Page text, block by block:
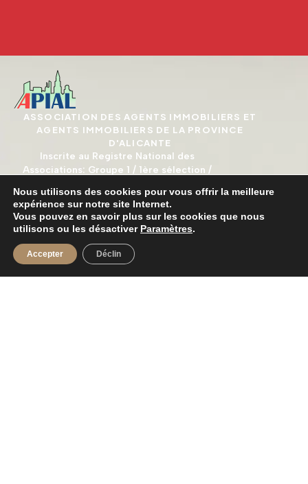
ASSOCIATION DES AGENTS IMMOBILIERS ET
AGENTS IMMOBILIERS DE LA PROVINCE
D'ALICANTE
Inscrite au Registre National des
Associations: Groupe 1 / 1ère sélection /
Nous utilisons des cookies pour vous offrir la meilleure
expérience sur notre site Internet.
Vous pouvez en savoir plus sur les cookies que nous
utilisons ou les désactiver Paramètres.
Accepter Déclin